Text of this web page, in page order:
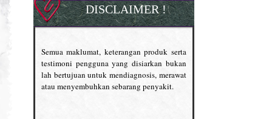
DISCLAIMER !
Semua maklumat, keterangan produk serta
testimoni pengguna yang disiarkan bukan
lah bertujuan untuk mendiagnosis, merawat
atau menyembuhkan sebarang penyakit.